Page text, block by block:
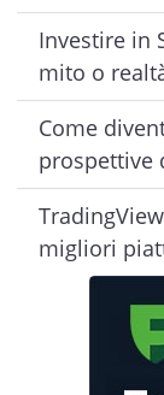
Investire in
mito o
Come
prospettive
migliori